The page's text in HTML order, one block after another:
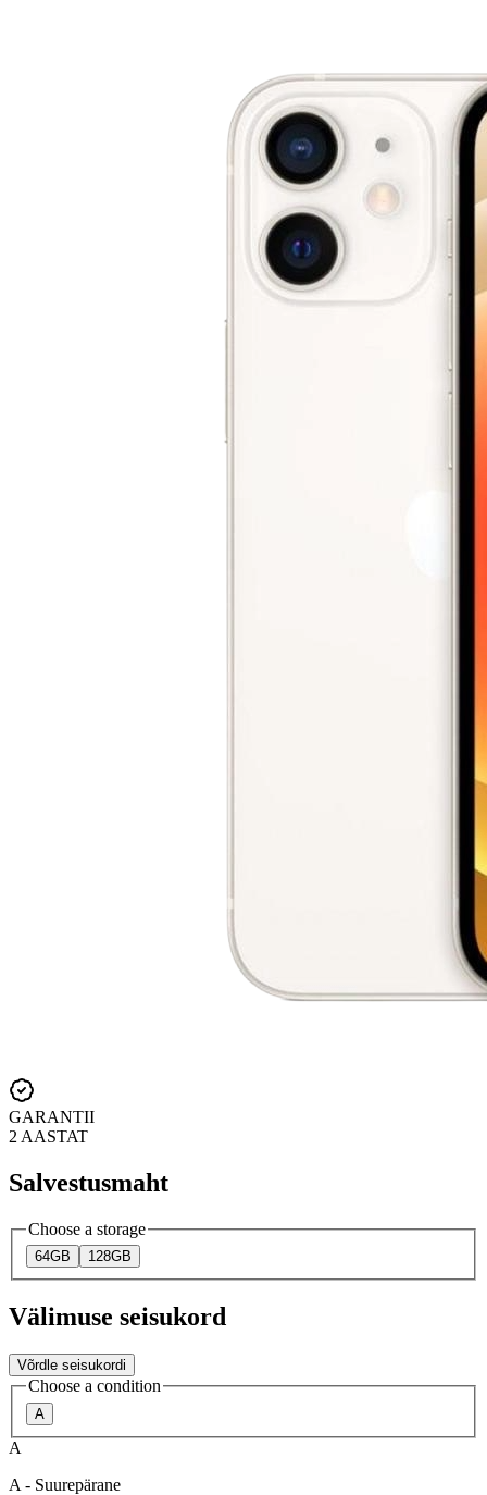
GARANTII
2 AASTAT
Salvestusmaht
Choose a storage
64GB 128GB
Välimuse seisukord
Võrdle seisukordi
Choose a condition
A
A
A - Suurepärane